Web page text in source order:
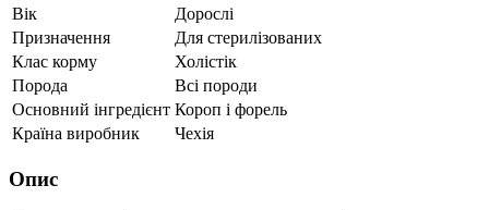
Вік
Дорослі
Призначення
Для стерилізованих
Клас корму
Холістік
Порода
Всі породи
Основний інгредієнт Короп і форель
Країна виробник
Чехія
Опис